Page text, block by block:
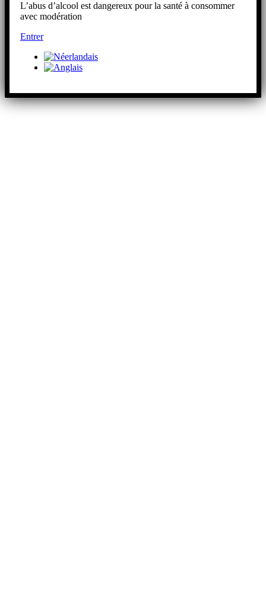
L’abus d’alcool est dangereux pour la santé à consommer
avec modération
Entrer